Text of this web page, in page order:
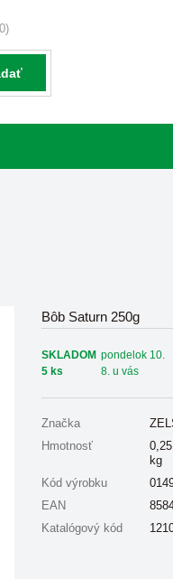
Bôb Saturn 250g
SKLADOM
5 ks
pondelok 10.
8. u vás
Značka
Hmotnosť
0,25
kg
Kód výrobku
EAN
Katalógový kód